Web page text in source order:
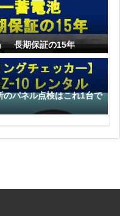
長期保証の15年
パネル点検はこれ1台で